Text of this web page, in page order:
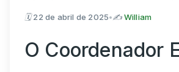
🗓22 de abril de 2025•✍️ William
O Coordenador